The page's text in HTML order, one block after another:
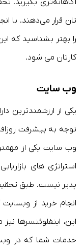
تان قرار می‌دهند. با
را بهتر بشناسید که
کارتان می شود.
وب سایت
یکی از ارزشمندترین
توجه به پیشرفت
وب سایت یکی از
استراتژی های
انجام خرید از
این، اینفلوئنسرها
خدمات شما که در